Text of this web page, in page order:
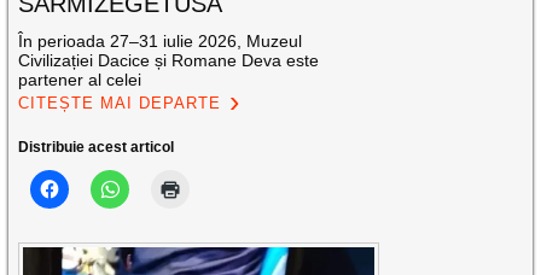
În perioada 27–31 iulie 2026, Muzeul
Civilizației Dacice și Romane Deva este
partener al celei
CITEȘTE MAI DEPARTE
Distribuie acest articol